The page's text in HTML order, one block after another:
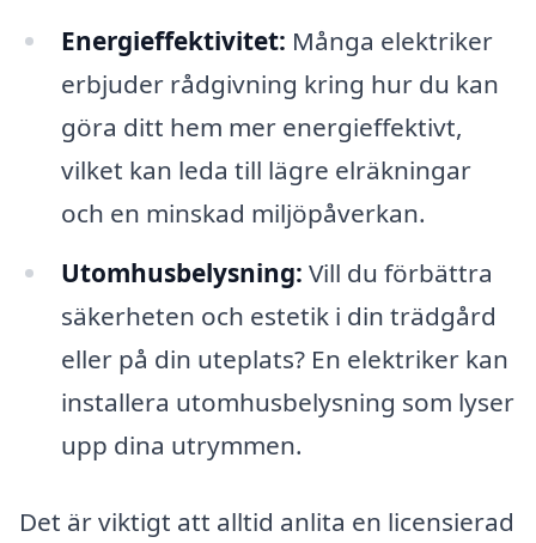
Energieffektivitet: Många elektriker
erbjuder rådgivning kring hur du kan
göra ditt hem mer energieffektivt,
vilket kan leda till lägre elräkningar
och en minskad miljöpåverkan.
Utomhusbelysning: Vill du förbättra
säkerheten och estetik i din trädgård
eller på din uteplats? En elektriker kan
installera utomhusbelysning som lyser
upp dina utrymmen.
Det är viktigt att alltid anlita en licensierad